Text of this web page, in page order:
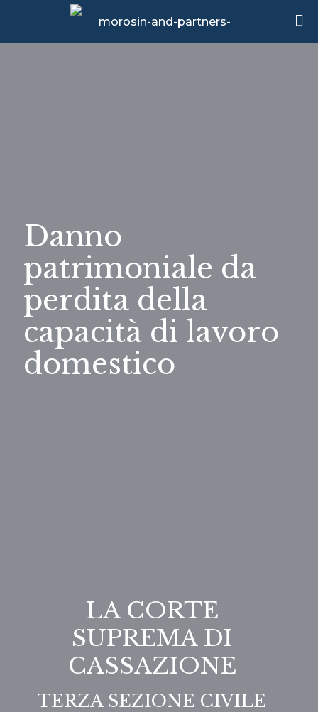
Danno
patrimoniale da
perdita della
capacità di lavoro
domestico
LA CORTE
SUPREMA DI
CASSAZIONE
TERZA SEZIONE CIVILE